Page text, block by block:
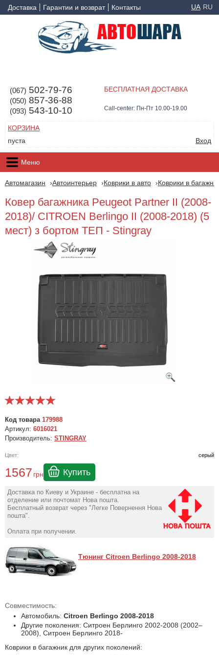
Доставка Гарантии и возврат Контакты UA RU
(067) 502-79-76
(050) 857-36-88
(093) 543-10-10
БЕСПЛАТНАЯ ДОСТАВКА
Call-center: Пн-Пт 10.00-19.00
КОРЗИНА
пуста
Вход
Меню
Автомагазин Автоинтерьер Коврики в авто Коврики в
Ковер багажника Peugeot Partner II (2008-
2018)/ CITROEN Berlingo II (2008-2018) (5
мест) з бортом ТЕП - Stingray
Код товара 179988
Артикул: 6016021
Производитель: STINGRAY
Цвет: серый
1567 грн Купить
Доставка по Киеву и Украине - бесплатна на
отделение или почтомат Нова пошта.
Бесплатный возврат через "Легке Повернення Нова
пошта".
Оплата при получении.
Тюнинг Citroen Berlingo 2008-2018
Совместимость:
Автомобиль: Citroen Berlingo 2008-2018
Другие поколения: Ситроен Берлинго 2002-2008 (2002–
2008), Ситроен Берлинго 2018-
Коврики в багажник для других поколений: